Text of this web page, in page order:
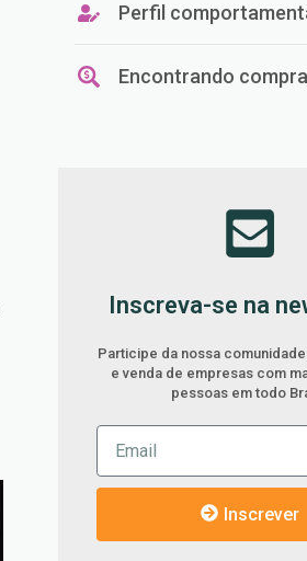
Perfil
Encontrando
Inscreva-se na
Participe da nossa
e venda de empresas com
pessoas em todo
Inscrever